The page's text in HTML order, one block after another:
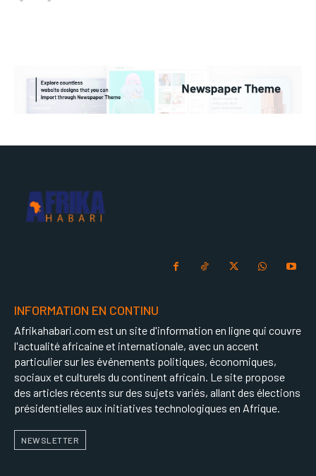
INFORMATION EN CONTINU
Afrikahabari.com est un site d'information en ligne qui couvre
l'actualité africaine et internationale, avec un accent
particulier sur les événements politiques, économiques,
sociaux et culturels du continent africain. Le site propose
des articles récents sur des sujets variés, allant des élections
présidentielles aux initiatives technologiques en Afrique.
NEWSLETTER